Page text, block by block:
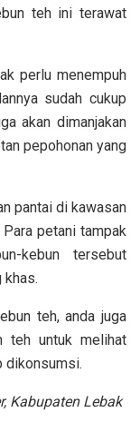
teh ini terawat
perlu menempuh
sudah cukup
akan dimanjakan
pepohonan yang
pantai di kawasan
petani tampak
kebun tersebut
khas.
teh, anda juga
teh untuk melihat
dikonsumsi.
Kabupaten Lebak